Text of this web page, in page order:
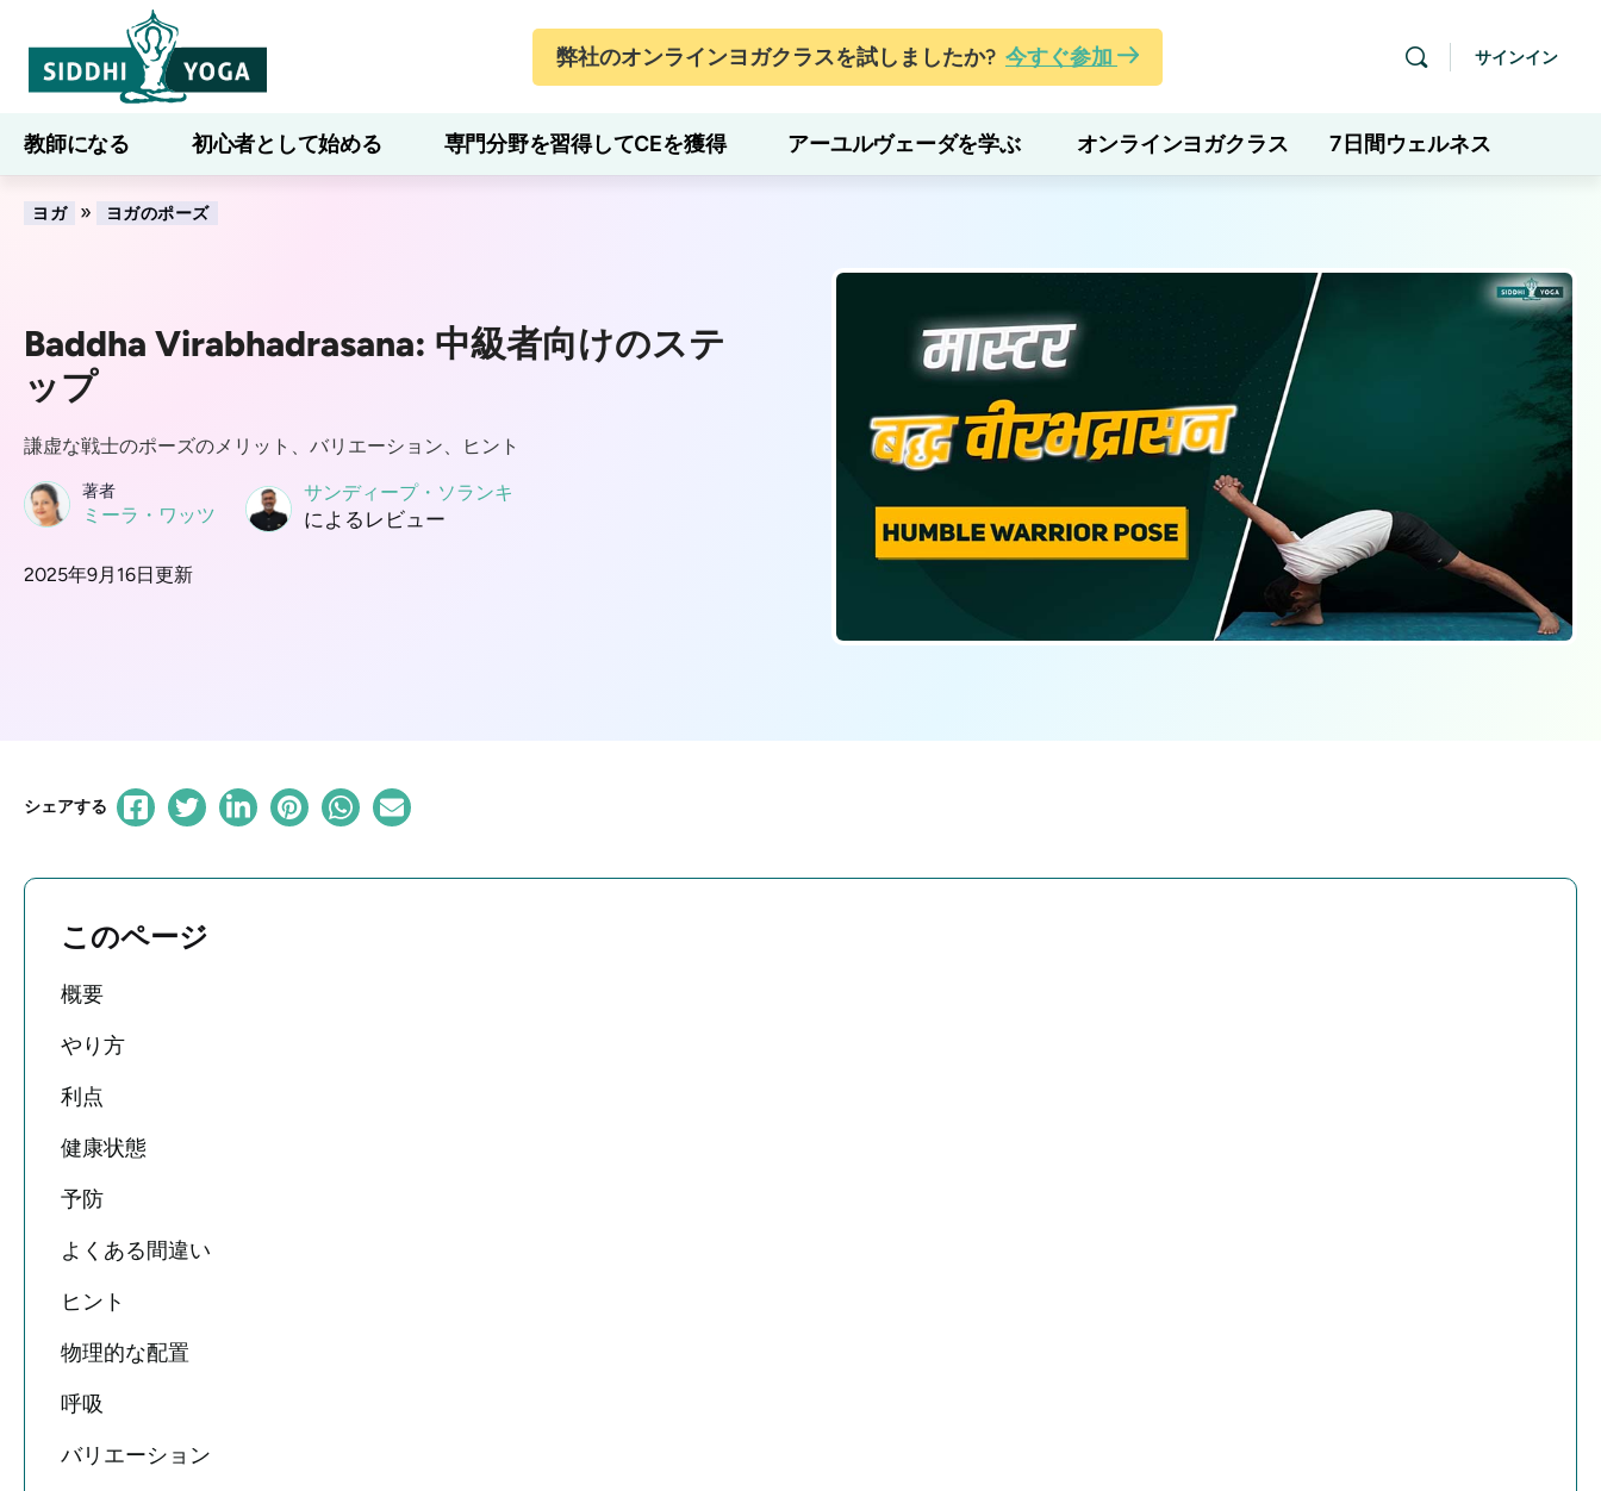
弊社のオンラインヨガクラスを試しましたか? 今すぐ参加 サインイン
教師になる 初心者として始める 専門分野を習得してCEを獲得 アーユルヴェーダを学ぶ オンラインヨガクラス 7日間ウェルネス
ブログ 学ぶ
ヨガ » ヨガのポーズ
Baddha Virabhadrasana: 中級者向けのステ
ップ
謙虚な戦士のポーズのメリット、バリエーション、ヒント
著者
ミーラ・ワッツ
サンディープ・ソランキ
によるレビュー
2025年9月16日更新
シェアする
このページ
概要
やり方
利点
健康状態
予防
よくある間違い
ヒント
物理的な配置
呼吸
バリエーション